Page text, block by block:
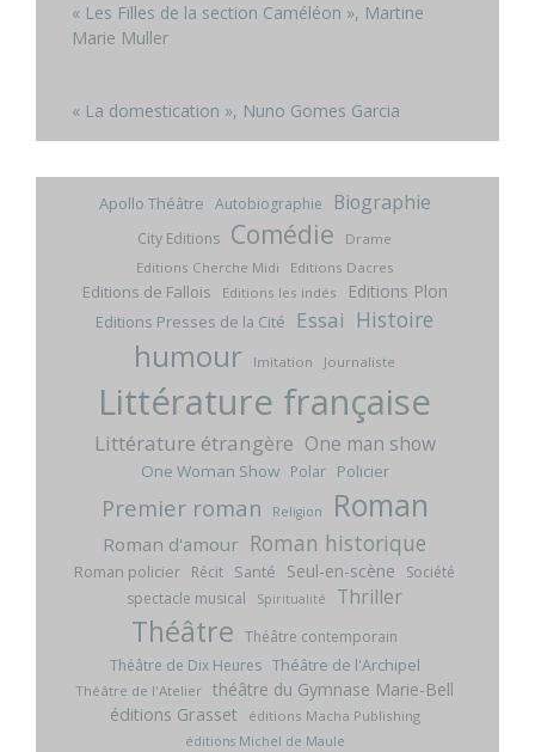
« Les Filles de la section Caméléon », Martine
Marie Muller
« La domestication », Nuno Gomes Garcia
Apollo Théâtre Autobiographie Biographie
City Editions Comédie
Drame
Editions Cherche Midi
Editions Dacres
Editions de Fallois Editions les indés Editions Plon
Editions Presses de la Cité Essai Histoire
humour Imitation Journaliste
Littérature française
Littérature étrangère One man show
One Woman Show Polar Policier
Premier roman Religion Roman
Roman d'amour Roman historique
Roman policier Récit Santé Seul-en-scène
Société
spectacle musical
Spiritualité Thriller
Théâtre Théâtre contemporain
Théâtre de Dix Heures Théâtre de l'Archipel
Théâtre de l'Atelier théâtre du Gymnase Marie-Bell
éditions Grasset
éditions Macha Publishing
éditions Michel de Maule